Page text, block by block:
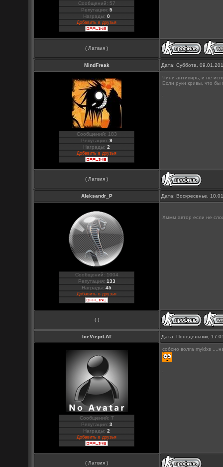
Сообщений: 57
Репутация: 5
Награды:0
Добавить в друзья
( Латвия )
MindFreak Дата: Суббота,
Сообщений: 183
Репутация: 9
Награды:2
Добавить в друзья
Чини антивирь, и не
Если руки кривы, что бы
( Латвия )
Aleksandr_P Дата: Воскресенье,
Сообщений: 1004
Репутация: 133
Награды:45
Добавить в друзья
Хммм автор если не
( )
IceVieprLAT Дата: Понедельник,
Сообщений: 7
Репутация: 3
Награды:2
Добавить в друзья
собсно волга myldxs
( Латвия )